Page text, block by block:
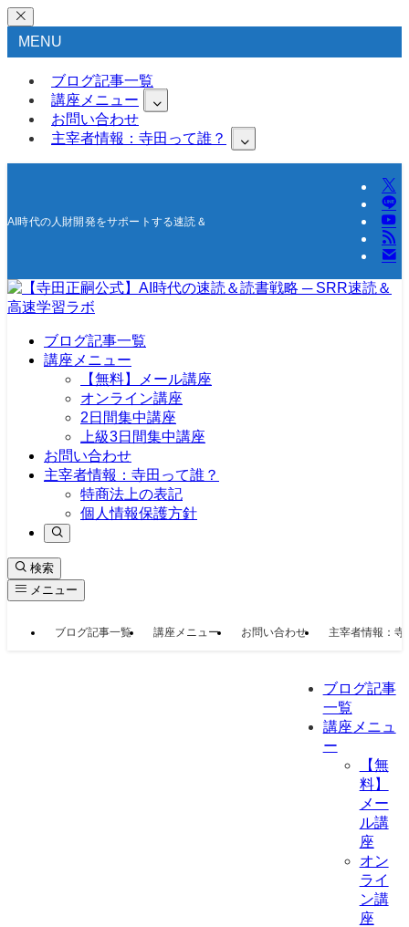
MENU
ブログ記事一覧
講座メニュー
お問い合わせ
主宰者情報：寺田って誰？
AI時代の人財開発をサポートする速読＆高速学習の研究所
ブログ記事一覧
講座メニュー
【無料】メール講座
オンライン講座
2日間集中講座
上級3日間集中講座
お問い合わせ
主宰者情報：寺田って誰？
特商法上の表記
個人情報保護方針
検索
メニュー
ブログ記事一覧 講座メニュー お問い合わせ 主宰者情報：寺
ブログ記事
一覧
講座メニュ
ー
【無
料】
メー
ル講
座
オン
ライ
ン講
座